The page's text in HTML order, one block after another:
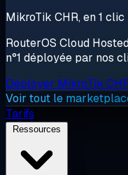
MikroTik CHR, en 1 clic
RouterOS Cloud
n°1 déployée par nos
Déployer MikroTik
Voir tout le
Tarifs